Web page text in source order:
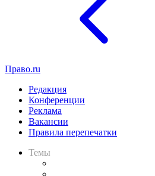
Право.ru
Редакция
Конференции
Реклама
Вакансии
Правила перепечатки
Темы